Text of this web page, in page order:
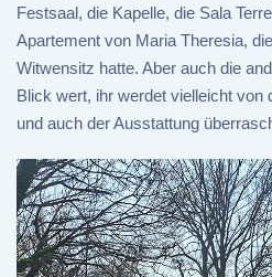
Festsaal, die Kapelle, die Sala
Apartement von Maria Theresia,
Witwensitz hatte. Aber auch die
Blick wert, ihr werdet vielleicht von
und auch der Ausstattung